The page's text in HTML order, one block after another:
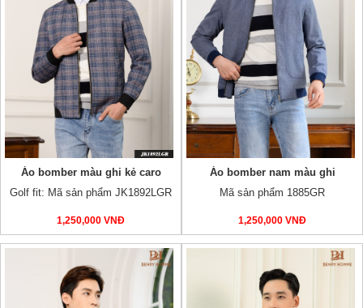
Áo bomber màu ghi kẻ caro
Golf fit: Mã sản phẩm JK1892LGR
1,250,000 VNĐ
Áo bomber nam màu ghi
Mã sản phẩm 1885GR
1,250,000 VNĐ